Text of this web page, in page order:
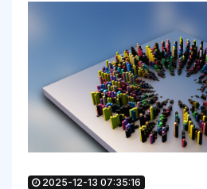
2025-12-13 07:35:16